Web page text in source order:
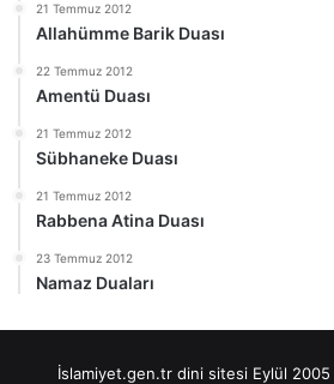
21 Temmuz 2012
Allahümme Barik Duası
22 Temmuz 2012
Amentü Duası
21 Temmuz 2012
Sübhaneke Duası
21 Temmuz 2012
Rabbena Atina Duası
23 Temmuz 2012
Namaz Duaları
İslamiyet.gen.tr dini sitesi Eylül 2005